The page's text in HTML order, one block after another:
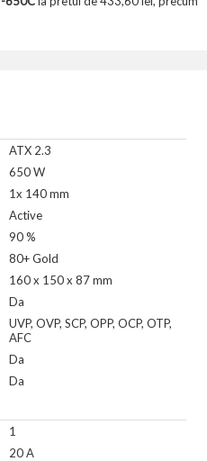
ATX 2.3
650 W
1x 140 mm
Active
90 %
80+ Gold
160 x 150 x 87 mm
Da
UVP, OVP, SCP, OPP, OCP, OTP,
AFC
Da
Da
1
20 A